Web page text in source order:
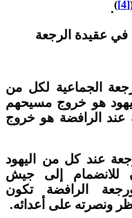
)
.
عقيدة الرجعة
الجماعية لكل من
هو خروج مسيحهم
الرافضة هو خروج
عند كل من اليهود
للانضمام إلى جيش
الرافضة تكون
ونصرته على أعدائه.